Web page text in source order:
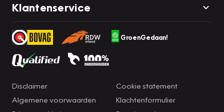
Klantenservice
GroenGedaan!
Disclaimer
Algemene voorwaarden
Cookie statement
Klachtenformulier